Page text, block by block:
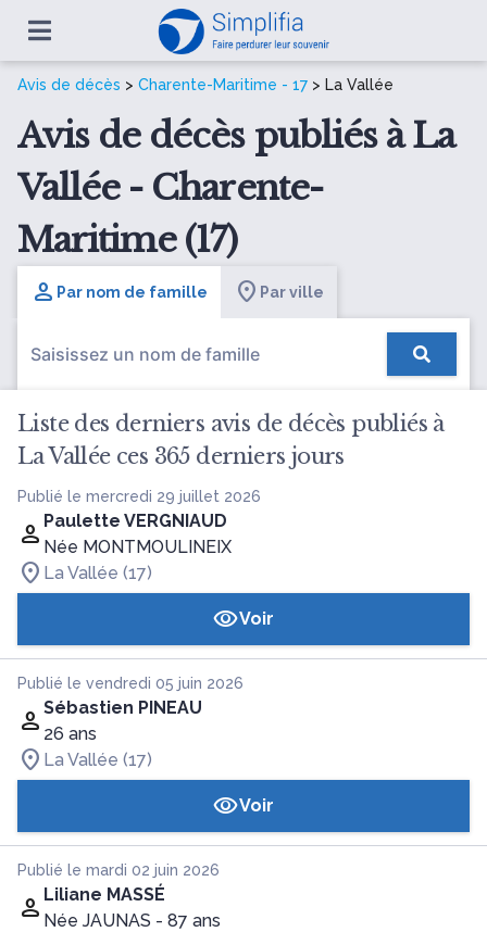
Avis de décès > Charente-Maritime - 17 > La Vallée
Avis de décès publiés à La
Vallée - Charente-
Maritime (17)
Par nom de famille Par ville
Liste des derniers avis de décès publiés à
La Vallée ces 365 derniers jours
Publié le mercredi 29 juillet 2026
Paulette VERGNIAUD
Née MONTMOULINEIX
La Vallée (17)
Voir
Publié le vendredi 05 juin 2026
Sébastien PINEAU
26 ans
La Vallée (17)
Voir
Publié le mardi 02 juin 2026
Liliane MASSÉ
Née JAUNAS - 87 ans